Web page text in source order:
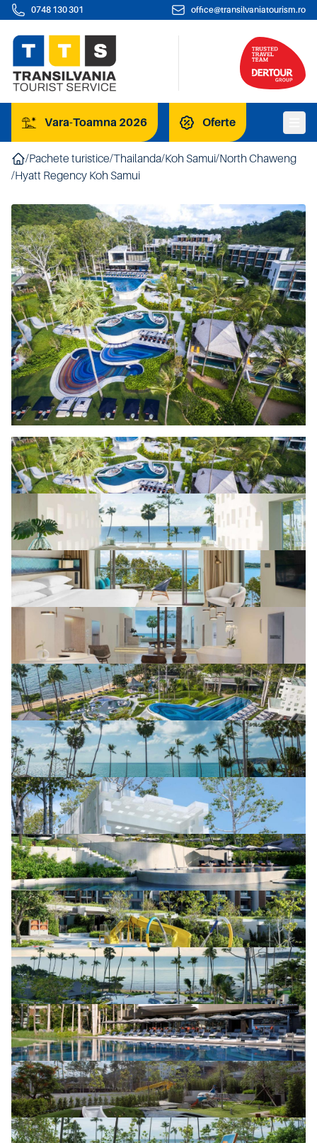
0748 130 301 office@transilvaniatourism.ro
Vara-Toamna 2026 Oferte
/Pachete turistice/Thailanda/Koh Samui/North Chaweng
/Hyatt Regency Koh Samui